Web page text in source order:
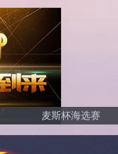
麦斯杯海选赛